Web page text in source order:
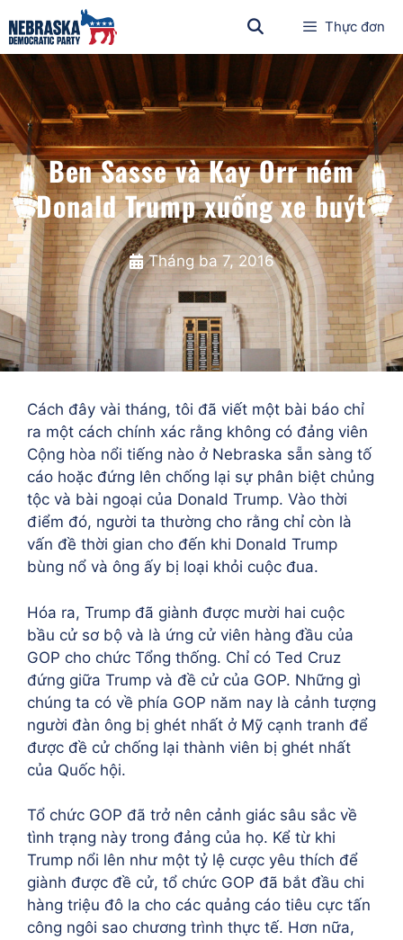
Thực đơn
Ben Sasse và Kay Orr ném
Donald Trump xuống xe buýt
Tháng ba 7, 2016
Cách đây vài tháng, tôi đã viết một bài báo chỉ
ra một cách chính xác rằng không có đảng viên
Cộng hòa nổi tiếng nào ở Nebraska sẵn sàng tố
cáo hoặc đứng lên chống lại sự phân biệt chủng
tộc và bài ngoại của Donald Trump. Vào thời
điểm đó, người ta thường cho rằng chỉ còn là
vấn đề thời gian cho đến khi Donald Trump
bùng nổ và ông ấy bị loại khỏi cuộc đua.
Hóa ra, Trump đã giành được mười hai cuộc
bầu cử sơ bộ và là ứng cử viên hàng đầu của
GOP cho chức Tổng thống. Chỉ có Ted Cruz
đứng giữa Trump và đề cử của GOP. Những gì
chúng ta có về phía GOP năm nay là cảnh tượng
người đàn ông bị ghét nhất ở Mỹ cạnh tranh để
được đề cử chống lại thành viên bị ghét nhất
của Quốc hội.
Tổ chức GOP đã trở nên cảnh giác sâu sắc về
tình trạng này trong đảng của họ. Kể từ khi
Trump nổi lên như một tỷ lệ cược yêu thích để
giành được đề cử, tổ chức GOP đã bắt đầu chi
hàng triệu đô la cho các quảng cáo tiêu cực tấn
công ngôi sao chương trình thực tế. Hơn nữa,